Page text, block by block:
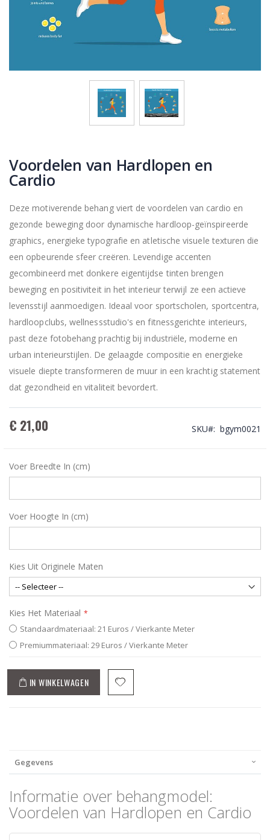
Voordelen van Hardlopen en
Cardio
Deze motiverende behang viert de voordelen van cardio en
gezonde beweging door dynamische hardloop-geïnspireerde
graphics, energieke typografie en atletische visuele texturen die
een opbeurende sfeer creëren. Levendige accenten
gecombineerd met donkere eigentijdse tinten brengen
beweging en positiviteit in het interieur terwijl ze een actieve
levensstijl aanmoedigen. Ideaal voor sportscholen, sportcentra,
hardloopclubs, wellnessstudio's en fitnessgerichte interieurs,
past deze fotobehang prachtig bij industriële, moderne en
urban interieurstijlen. De gelaagde compositie en energieke
visuele diepte transformeren de muur in een krachtig statement
dat gezondheid en vitaliteit bevordert.
€ 21,00 SKU bgym0021
Voer Breedte In (cm)
Voer Hoogte In (cm)
Kies Uit Originele Maten
Kies Het Materiaal
Standaardmateriaal: 21 Euros / Vierkante Meter
Premiummateriaal: 29 Euros / Vierkante Meter
IN WINKELWAGEN
Gegevens
Informatie over behangmodel:
Voordelen van Hardlopen en Cardio